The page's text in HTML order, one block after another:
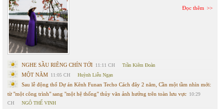
Đọc thêm
NGHE SẦU RIÊNG CHÍN TỚI 11:11 CH Trần Kiêm Đoàn
MỘT NĂM 11:05 CH Huỳnh Liễu Ngạn
Sau lễ động thổ Dự án Kênh Funan Techo Cách đây 2 năm, Cần một tầm nhìn mới:
từ "một công trình" sang "một hệ thống" thủy văn ảnh hưởng trên toàn lưu vực 10:29
CH
NGÔ THẾ VINH